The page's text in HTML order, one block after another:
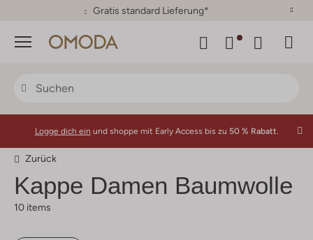
30 Tage Rückgaberecht
Menü
Logge dich ein und shoppe mit Early Access bis zu 50 % Rabatt.
Zurück
Kappe Damen Baumwolle
10 items